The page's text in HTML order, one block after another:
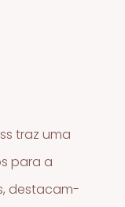
traz uma
para a
destacam-